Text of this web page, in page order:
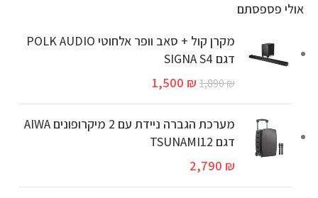
אולי פספסתם
מקרן קול + סאב וופר אלחוטי POLK AUDIO
דגם SIGNA S4
1,890₪
1,500 ₪
מערכת הגברה ניידת עם 2 מיקרופונים AIWA
דגם TSUNAMI12
2,790 ₪